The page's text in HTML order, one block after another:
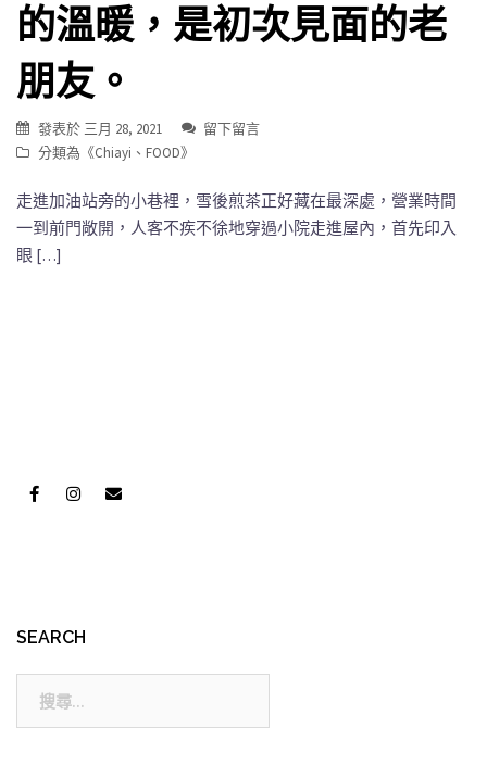
的溫暖，是初次見面的老
朋友。
發表於 三月 28, 2021
留下留言
分類為《Chiayi 、 FOOD》
走進加油站旁的小巷裡，雪後煎茶正好藏在最深處，營業時間
一到前門敞開，人客不疾不徐地穿過小院走進屋內，首先印入
眼 […]
SEARCH